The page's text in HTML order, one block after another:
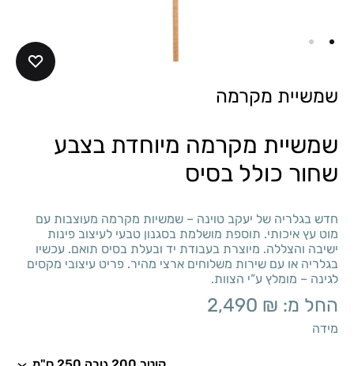
שמשיית מקרמה
שמשיית מקרמה מיוחדת בצבע
שחור כולל בסיס
חדש בגלריה של יעקב טוינה – שמשיות מקרמה מעוצבות עם
מוט עץ איכותי. תוספת מושלמת בסגנון טבעי לעיצוב פינות
ישיבה והצללה. מיוצרת בעבודת יד ובעלת בסיס תואם. עכשיו
בגלריה או עם שירות משלוחים ארצי מהיר. פריט עיצובי מקסים
לגינה – מומלץ ע”י הצוות.
החל מ: 2,490 ₪
מידה